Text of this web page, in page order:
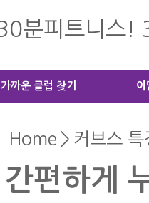
가까운 클럽 찾기 이
Home > 커브스 특
간편하게